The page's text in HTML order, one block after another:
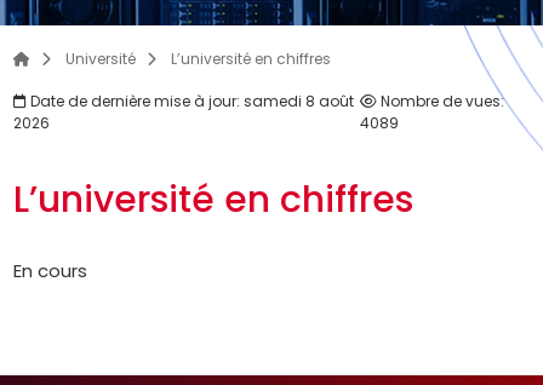
Université L’université en chiffres
Date de dernière mise à jour: samedi 8 août
2026
Nombre de vues:
4089
L’université en chiffres
En cours